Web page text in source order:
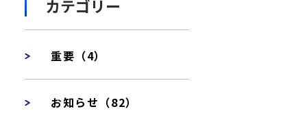
カテゴリー
重要（4）
お知らせ（82）